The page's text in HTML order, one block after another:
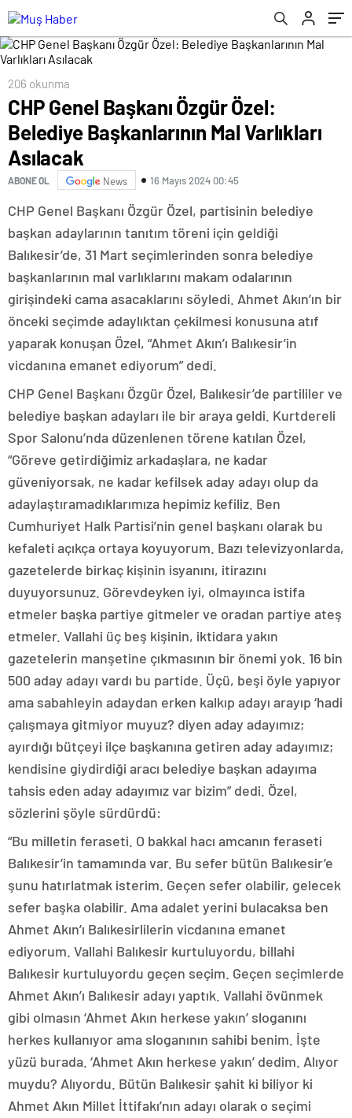
206 okunma
CHP Genel Başkanı Özgür Özel:
Belediye Başkanlarının Mal Varlıkları
Asılacak
ABONE OL News 16 Mayıs 2024 00:45
CHP Genel Başkanı Özgür Özel, partisinin belediye
başkan adaylarının tanıtım töreni için geldiği
Balıkesir’de, 31 Mart seçimlerinden sonra belediye
başkanlarının mal varlıklarını makam odalarının
girişindeki cama asacaklarını söyledi. Ahmet Akın’ın bir
önceki seçimde adaylıktan çekilmesi konusuna atıf
yaparak konuşan Özel, “Ahmet Akın’ı Balıkesir’in
vicdanına emanet ediyorum” dedi.
CHP Genel Başkanı Özgür Özel, Balıkesir’de partililer ve
belediye başkan adayları ile bir araya geldi. Kurtdereli
Spor Salonu’nda düzenlenen törene katılan Özel,
“Göreve getirdiğimiz arkadaşlara, ne kadar
güveniyorsak, ne kadar kefilsek aday adayı olup da
adaylaştıramadıklarımıza hepimiz kefiliz. Ben
Cumhuriyet Halk Partisi’nin genel başkanı olarak bu
kefaleti açıkça ortaya koyuyorum. Bazı televizyonlarda,
gazetelerde birkaç kişinin isyanını, itirazını
duyuyorsunuz. Görevdeyken iyi, olmayınca istifa
etmeler başka partiye gitmeler ve oradan partiye ateş
etmeler. Vallahi üç beş kişinin, iktidara yakın
gazetelerin manşetine çıkmasının bir önemi yok. 16 bin
500 aday adayı vardı bu partide. Üçü, beşi öyle yapıyor
ama sabahleyin adaydan erken kalkıp adayı arayıp ‘hadi
çalışmaya gitmiyor muyuz? diyen aday adayımız;
ayırdığı bütçeyi ilçe başkanına getiren aday adayımız;
kendisine giydirdiği aracı belediye başkan adayıma
tahsis eden aday adayımız var bizim” dedi. Özel,
sözlerini şöyle sürdürdü:
“Bu milletin feraseti. O bakkal hacı amcanın feraseti
Balıkesir’in tamamında var. Bu sefer bütün Balıkesir’e
şunu hatırlatmak isterim. Geçen sefer olabilir, gelecek
sefer başka olabilir. Ama adalet yerini bulacaksa ben
Ahmet Akın’ı Balıkesirlilerin vicdanına emanet
ediyorum. Vallahi Balıkesir kurtuluyordu, billahi
Balıkesir kurtuluyordu geçen seçim. Geçen seçimlerde
Ahmet Akın’ı Balıkesir adayı yaptık. Vallahi övünmek
gibi olmasın ‘Ahmet Akın herkese yakın’ sloganını
herkes kullanıyor ama sloganının sahibi benim. İşte
yüzü burada. ‘Ahmet Akın herkese yakın’ dedim. Alıyor
muydu? Alıyordu. Bütün Balıkesir şahit ki biliyor ki
Ahmet Akın Millet İttifakı’nın adayı olarak o seçimi